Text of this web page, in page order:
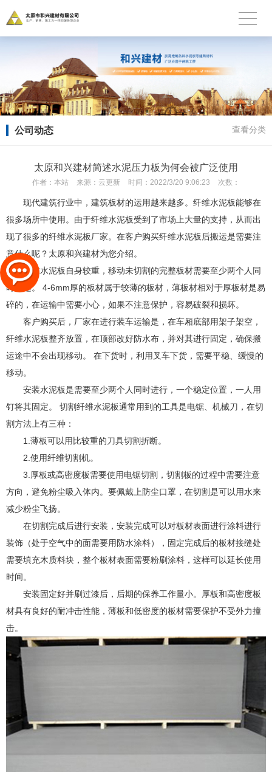
公司动态 查看分类
太原和兴建材简述水泥压力板为何会被广泛使用
作者： 本站 来源： 云更新 时间： 2022/3/20 9:06:23 次数：
现代建筑行业中，建筑板材的运用越来越多。纤维水泥板能够在
很多场所中使用。由于纤维水泥板受到了市场上大量的支持，从而出
现了很多的纤维水泥板厂家。在客户购买纤维水泥板后搬运是需要注
意什么呢？太原和兴建材为您介绍。
纤维水泥板自身较重，移动未切割的完整板材需要至少两个人同
时搬运。 4-6mm厚的板材属于较薄的板材，薄板材相对于厚板材是易
碎的，在运输中需要小心，如果不注意保护，容易破裂和损坏。
客户购买后，厂家在进行装车运输是，在车厢底部用架子架空，
纤维水泥板整齐放置，在顶部改好防水布，并对其进行固定，确保搬
运途中不会出现移动。 在下货时，利用叉车下货，需要平稳、缓慢的
移动。
安装水泥板是需要至少两个人同时进行，一个稳定位置，一人用
钉将其固定。 切割纤维水泥板通常用到的工具是电锯、机械刀，在切
割方法上有三种：
1.薄板可以用比较重的刀具切割折断。
2.使用纤维切割机。
3.厚板或高密度板需要使用电锯切割，切割板的过程中需要注意
方向，避免粉尘吸入体内。要佩戴上防尘口罩，在切割是可以用水来
减少粉尘飞扬。
在切割完成后进行安装，安装完成可以对板材表面进行涂料进行
装饰（处于空气中的面需要用防水涂料），固定完成后的板材接缝处
需要填充木质料块，整个板材表面需要粉刷涂料，这样可以延长使用
时间。
安装固定好并刷过漆后，后期的保养工作量小。厚板和高密度板
材具有良好的耐冲击性能，薄板和低密度的板材需要保护不受外力撞
击。